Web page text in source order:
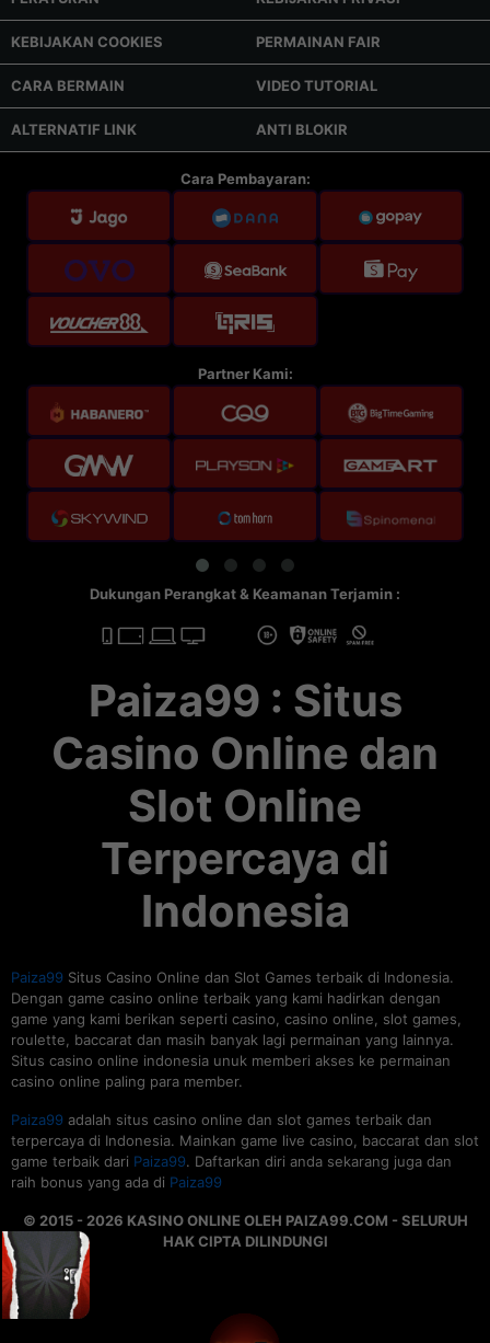
KEBIJAKAN COOKIES PERMAINAN FAIR
CARA BERMAIN VIDEO TUTORIAL
ALTERNATIF LINK ANTI BLOKIR
Cara Pembayaran:
Partner Kami:
Dukungan Perangkat & Keamanan Terjamin :
Paiza99 : Situs
Casino Online dan
Slot Online
Terpercaya di
Indonesia
Paiza99 Situs Casino Online dan Slot Games terbaik di Indonesia.
Dengan game casino online terbaik yang kami hadirkan dengan
game yang kami berikan seperti casino, casino online, slot games,
roulette, baccarat dan masih banyak lagi permainan yang lainnya.
Situs casino online indonesia unuk memberi akses ke permainan
casino online paling para member.
Paiza99 adalah situs casino online dan slot games terbaik dan
terpercaya di Indonesia. Mainkan game live casino, baccarat dan slot
game terbaik dari Paiza99. Daftarkan diri anda sekarang juga dan
raih bonus yang ada di Paiza99
© 2015 - 2026 KASINO ONLINE OLEH PAIZA99.COM - SELURUH
HAK CIPTA DILINDUNGI